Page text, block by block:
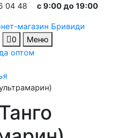
04 48 c 9:00 до 19:00
0
Меню
оптом